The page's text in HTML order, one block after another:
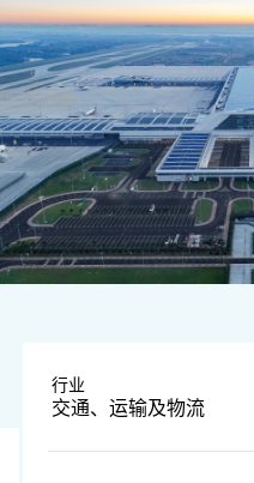
行业
交通、运输及物流